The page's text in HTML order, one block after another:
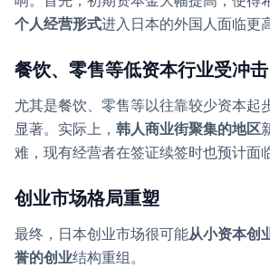
个人经营形式进入日本的外国人面临更
餐饮、零售等低资本行业受冲击
尤其是餐饮、零售等以往靠较少资本起
显著。实际上， 韩人商业街聚集的地区
难，现有经营者在签证续签时也预计面
创业市场格局重塑
最终，日本创业市场很可能从小资本创
誉的创业结构重组。